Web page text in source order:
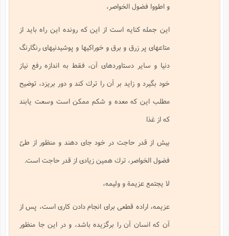
و اطووا فضول الخواصر،
اين جمله كنايه است از اين كه رونده اين راه بايد از
متاعهاى پر زرق و برق و خوراكيها و پوشيدنيهاى رنگارنگ
دنيا و ساير دستاوردهاى آن، فقط به اندازه رفع نياز
خود بگيرد و زايد بر آن را ترك كند و دور بريزد، توضيح
مطلب اين كه معده و شكم ممكن است وسعت يابند
كه از غذا
بيش از قدر حاجت در خود جاى دهند و منظور از طىّ
فضول الخواصر، ترك همين زيادى از قدر حاجت است.
لا يجتمع عزيمة و وليمه،
عزيمه، اراده قطعى براى انجام دادن كارى است، پس از
آن كه انسان آن را برگزيده باشد، و در اين جا منظور